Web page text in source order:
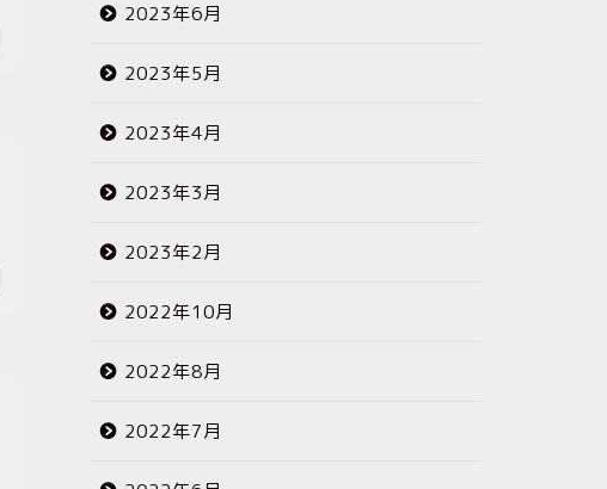
2023年6月
2023年5月
2023年4月
2023年3月
2023年2月
2022年10月
2022年8月
2022年7月